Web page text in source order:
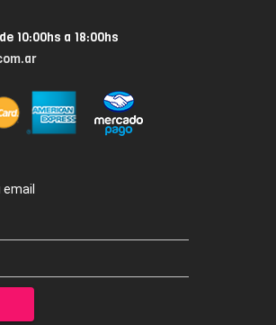
10:00hs a 18:00hs
email